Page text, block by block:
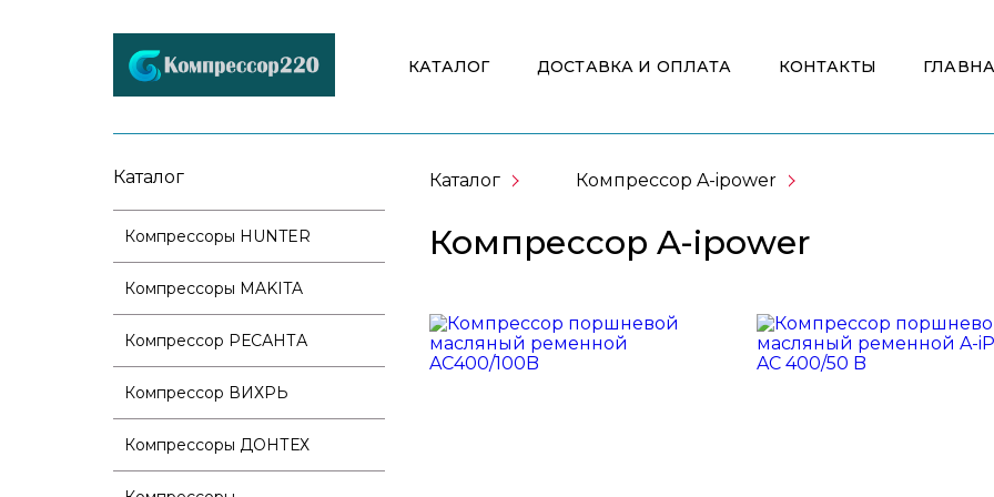
КАТАЛОГ ДОСТАВКА И ОПЛАТА КОНТАКТЫ
Каталог
Компрессоры HUNTER
Компрессоры MAKITA
Компрессор РЕСАНТА
Компрессор ВИХРЬ
Компрессоры ДОНТЕХ
Каталог Компрессор A-ipower
Компрессор A-ipower